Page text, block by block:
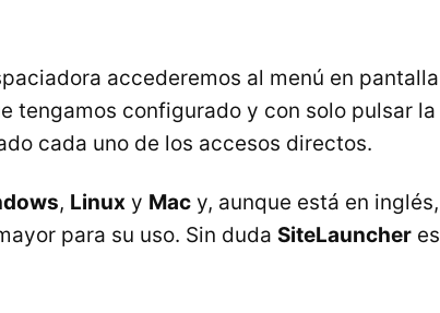
accederemos al menú en pantalla
tengamos configurado y con solo pulsar la
cada uno de los accesos directos.
, Linux y Mac y, aunque está en inglés,
para su uso. Sin duda SiteLauncher es